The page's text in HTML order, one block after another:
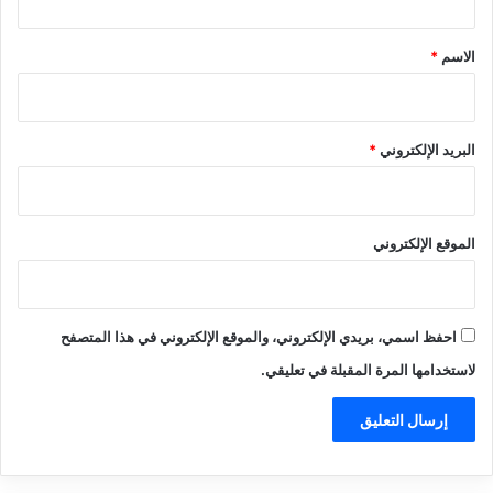
*
الاسم *
البريد الإلكتروني*
الموقع الإلكتروني
احفظ اسمي، بريدي الإلكتروني، والموقع الإلكتروني في هذا المتصفح
لاستخدامها المرة المقبلة في تعليقي.